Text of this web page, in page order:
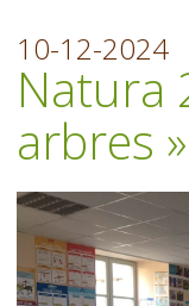
10-12-2024
Natura
arbres »